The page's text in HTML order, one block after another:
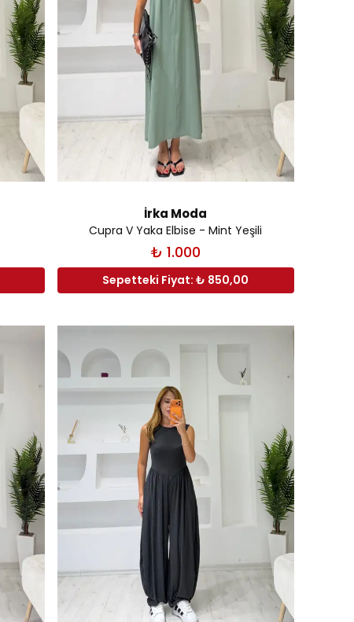
İrka Moda
Cupra V Yaka Elbise - Mint Yeşili
₺ 1.000
Sepetteki Fiyat: ₺ 850,00